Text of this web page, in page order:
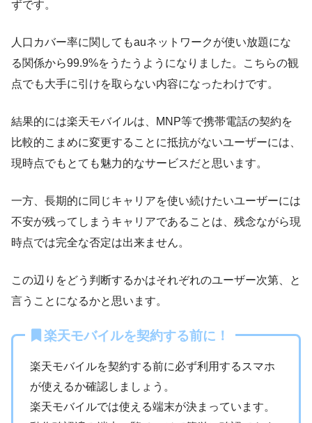
ずです。
人口カバー率に関してもauネットワークが使い放題にな
る関係から99.9%をうたうようになりました。こちらの観
点でも大手に引けを取らない内容になったわけです。
結果的には楽天モバイルは、MNP等で携帯電話の契約を
比較的こまめに変更することに抵抗がないユーザーには、
現時点でもとても魅力的なサービスだと思います。
一方、長期的に同じキャリアを使い続けたいユーザーには
不安が残ってしまうキャリアであることは、残念ながら現
時点では完全な否定は出来ません。
この辺りをどう判断するかはそれぞれのユーザー次第、と
言うことになるかと思います。
楽天モバイルを契約する前に！
楽天モバイルを契約する前に必ず利用するスマホ
が使えるか確認しましょう。
楽天モバイルでは使える端末が決まっています。